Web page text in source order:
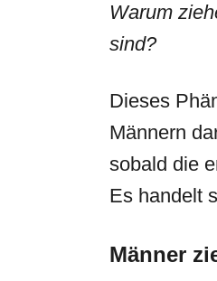
Warum
sind?
Dieses
Männern
sobald die
Es handelt
Männer